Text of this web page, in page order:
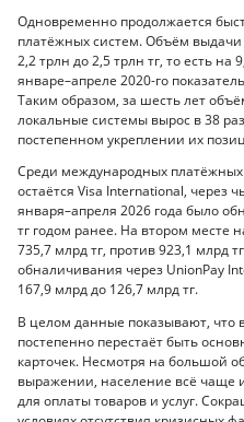
Одновременно продолжается
платёжных систем. Объём
2,2 трлн до 2,5 трлн тг, то есть
январе–апреле 2020-го
Таким образом, за шесть лет
локальные системы вырос в 38
постепенном укреплении их
Среди международных
остаётся Visa International, через
января–апреля 2026 года было
тг годом ранее. На втором месте
735,7 млрд тг, против 923,1 млрд
обналичивания через UnionPay
167,9 млрд до 126,7 млрд тг.
В целом данные показывают, что
постепенно перестаёт быть
карточек. Несмотря на большой
выражении, население всё чаще
для оплаты товаров и услуг.